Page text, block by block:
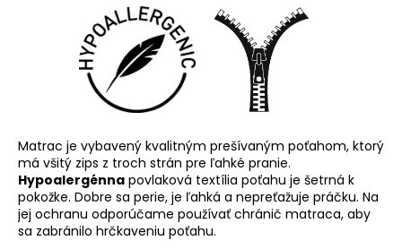
Matrac je vybavený kvalitným prešívaným poťahom, ktorý
má všitý zips z troch strán pre ľahké pranie.
Hypoalergénna povlaková textília poťahu je šetrná k
pokožke. Dobre sa perie, je ľahká a nepreťažuje práčku. Na
jej ochranu odporúčame používať chránič matraca, aby
sa zabránilo hrčkaveniu poťahu.